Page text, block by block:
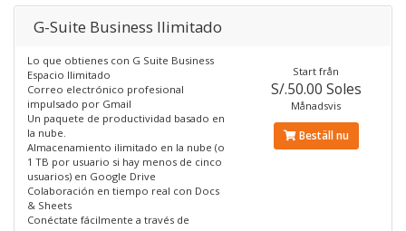
G-Suite Business Ilimitado
Lo que obtienes con G Suite Business
Espacio Ilimitado
Correo electrónico profesional
impulsado por Gmail
Un paquete de productividad basado en
la nube.
Almacenamiento ilimitado en la nube (o
1 TB por usuario si hay menos de cinco
usuarios) en Google Drive
Colaboración en tiempo real con Docs
& Sheets
Conéctate fácilmente a través de
Start från
S/.50.00 Soles
Månadsvis
Beställ nu